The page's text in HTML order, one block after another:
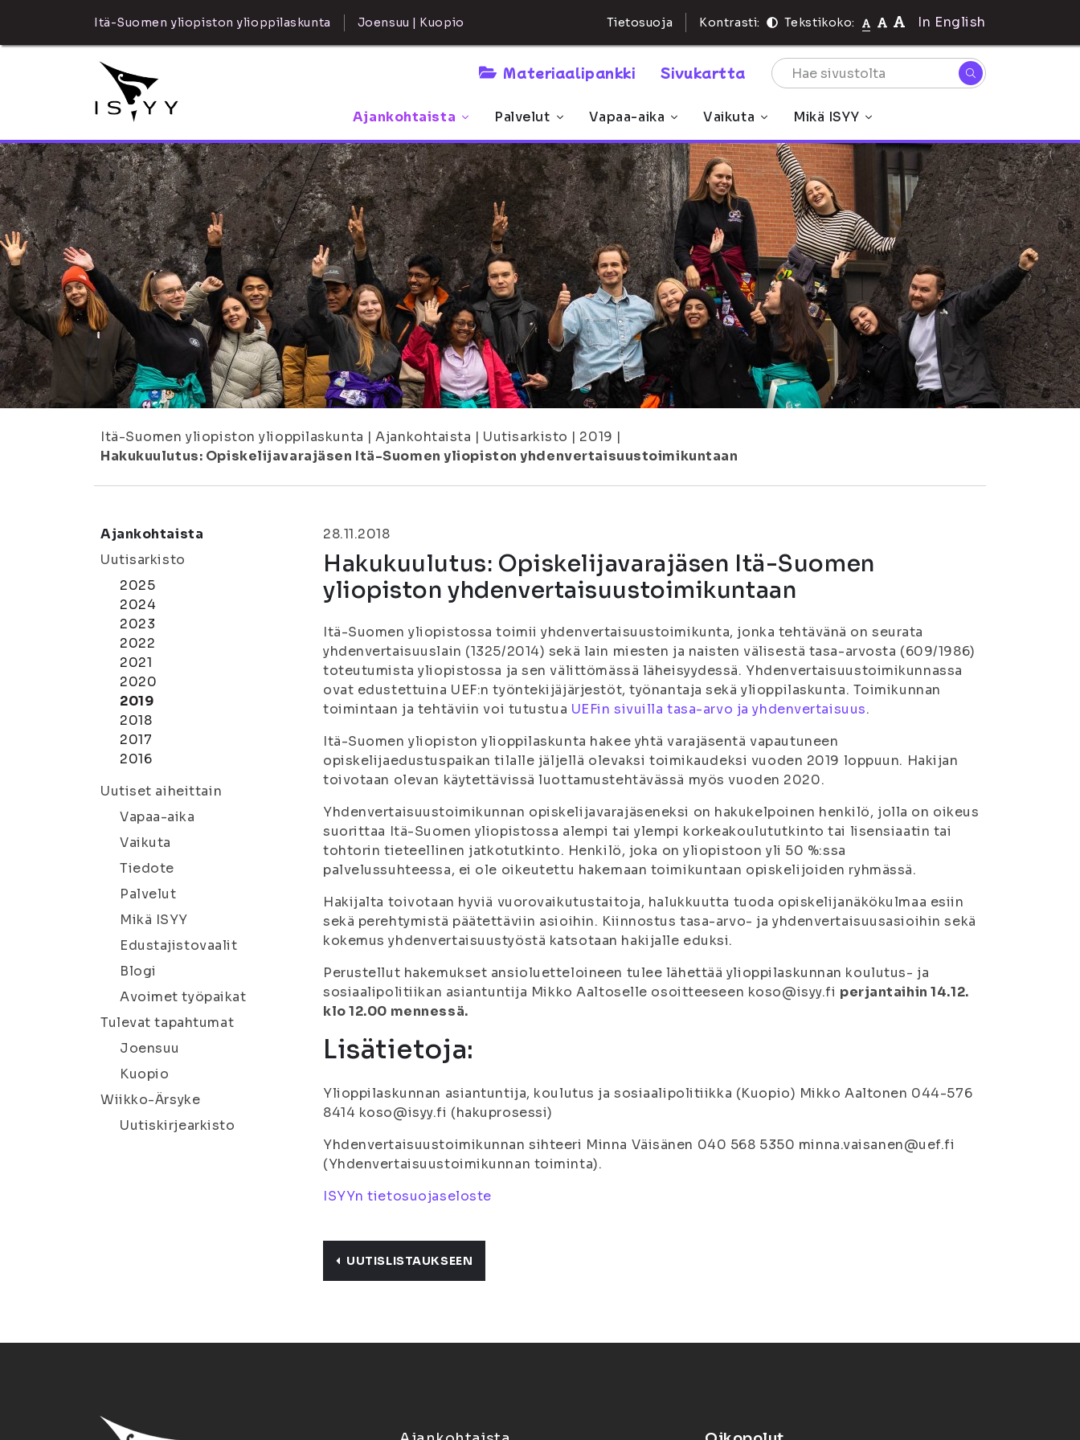
Itä-Suomen yliopiston ylioppilaskunta Joensuu | Kuopio Tietosuoja Kontrasti: Tekstikoko: In English
Materiaalipankki Sivukartta
Ajankohtaista Palvelut Vapaa-aika Vaikuta Mikä ISYY
Itä-Suomen yliopiston ylioppilaskunta | Ajankohtaista | Uutisarkisto | 2019 |
Hakukuulutus: Opiskelijavarajäsen Itä-Suomen yliopiston yhdenvertaisuustoimikuntaan
Ajankohtaista
Uutisarkisto
2025
2024
2023
2022
2021
2020
2019
2018
2017
2016
Uutiset aiheittain
Vapaa-aika
Vaikuta
Tiedote
Palvelut
Mikä ISYY
Edustajistovaalit
Blogi
Avoimet työpaikat
Tulevat tapahtumat
Joensuu
Kuopio
Wiikko-Ärsyke
Uutiskirjearkisto
28.11.2018
Hakukuulutus: Opiskelijavarajäsen Itä-Suomen
yliopiston yhdenvertaisuustoimikuntaan
Itä-Suomen yliopistossa toimii yhdenvertaisuustoimikunta, jonka tehtävänä on seurata
yhdenvertaisuuslain (1325/2014) sekä lain miesten ja naisten välisestä tasa-arvosta (609/1986)
toteutumista yliopistossa ja sen välittömässä läheisyydessä. Yhdenvertaisuustoimikunnassa
ovat edustettuina UEF:n työntekijäjärjestöt, työnantaja sekä ylioppilaskunta. Toimikunnan
toimintaan ja tehtäviin voi tutustua UEFin sivuilla tasa-arvo ja yhdenvertaisuus.
Itä-Suomen yliopiston ylioppilaskunta hakee yhtä varajäsentä vapautuneen
opiskelijaedustuspaikan tilalle jäljellä olevaksi toimikaudeksi vuoden 2019 loppuun. Hakijan
toivotaan olevan käytettävissä luottamustehtävässä myös vuoden 2020.
Yhdenvertaisuustoimikunnan opiskelijavarajäseneksi on hakukelpoinen henkilö, jolla on oikeus
suorittaa Itä-Suomen yliopistossa alempi tai ylempi korkeakoulututkinto tai lisensiaatin tai
tohtorin tieteellinen jatkotutkinto. Henkilö, joka on yliopistoon yli 50 %:ssa
palvelussuhteessa, ei ole oikeutettu hakemaan toimikuntaan opiskelijoiden ryhmässä.
Hakijalta toivotaan hyviä vuorovaikutustaitoja, halukkuutta tuoda opiskelijanäkökulmaa esiin
sekä perehtymistä päätettäviin asioihin. Kiinnostus tasa-arvo- ja yhdenvertaisuusasioihin sekä
kokemus yhdenvertaisuustyöstä katsotaan hakijalle eduksi.
Perustellut hakemukset ansioluetteloineen tulee lähettää ylioppilaskunnan koulutus- ja
sosiaalipolitiikan asiantuntija Mikko Aaltoselle osoitteeseen koso@isyy.fi perjantaihin 14.12.
klo 12.00 mennessä.
Lisätietoja:
Ylioppilaskunnan asiantuntija, koulutus ja sosiaalipolitiikka (Kuopio) Mikko Aaltonen 044-576
8414 koso@isyy.fi (hakuprosessi)
Yhdenvertaisuustoimikunnan sihteeri Minna Väisänen 040 568 5350 minna.vaisanen@uef.fi
(Yhdenvertaisuustoimikunnan toiminta).
ISYYn tietosuojaseloste
UUTISLISTAUKSEEN